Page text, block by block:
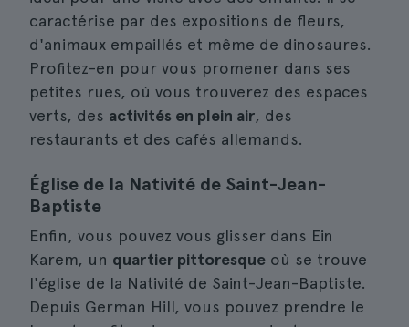
caractérise par des expositions de fleurs,
d'animaux empaillés et même de dinosaures.
Profitez-en pour vous promener dans ses
petites rues, où vous trouverez des espaces
verts, des activités en plein air, des
restaurants et des cafés allemands.
Église de la Nativité de Saint-Jean-
Baptiste
Enfin, vous pouvez vous glisser dans Ein
Karem, un quartier pittoresque où se trouve
l'église de la Nativité de Saint-Jean-Baptiste.
Depuis German Hill, vous pouvez prendre le